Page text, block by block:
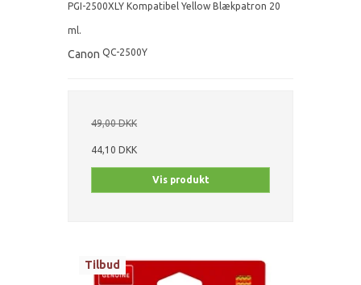
PGI-2500XLY Kompatibel Yellow Blækpatron 20
ml.
Canon QC-2500Y
49,00 DKK
44,10 DKK
Vis produkt
Tilbud